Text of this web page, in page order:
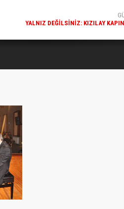
YALNIZ DEĞILSINIZ: KIZILAY